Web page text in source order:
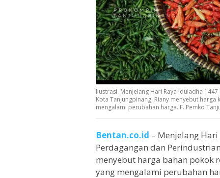
Ilustrasi. Menjelang Hari Raya Iduladha
Kota Tanjungpinang, Riany menyebut
mengalami perubahan harga. F. Pemko
Bentan.co.id – Menjelang
Perdagangan dan
menyebut harga bahan pokok
yang mengalami perubahan